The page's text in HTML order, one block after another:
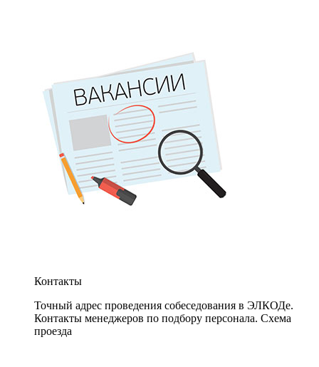
Контакты
Точный адрес проведения собеседования в ЭЛКОДе.
Контакты менеджеров по подбору персонала. Схема
проезда